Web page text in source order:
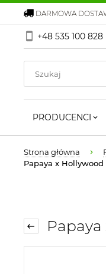
DARMOWA
+48 535 100 828
PRODUCENCI
Strona główna
Papaya x Hollywood
Papaya